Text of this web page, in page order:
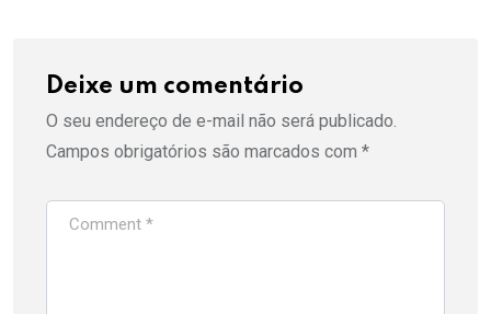
Deixe um comentário
O seu endereço de e-mail não será publicado.
Campos obrigatórios são marcados com *